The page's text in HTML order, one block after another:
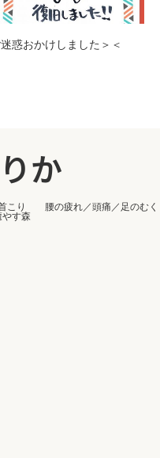
迷惑おかけしました＞＜
か
こり 腰の疲れ／頭痛／足のむく
す森